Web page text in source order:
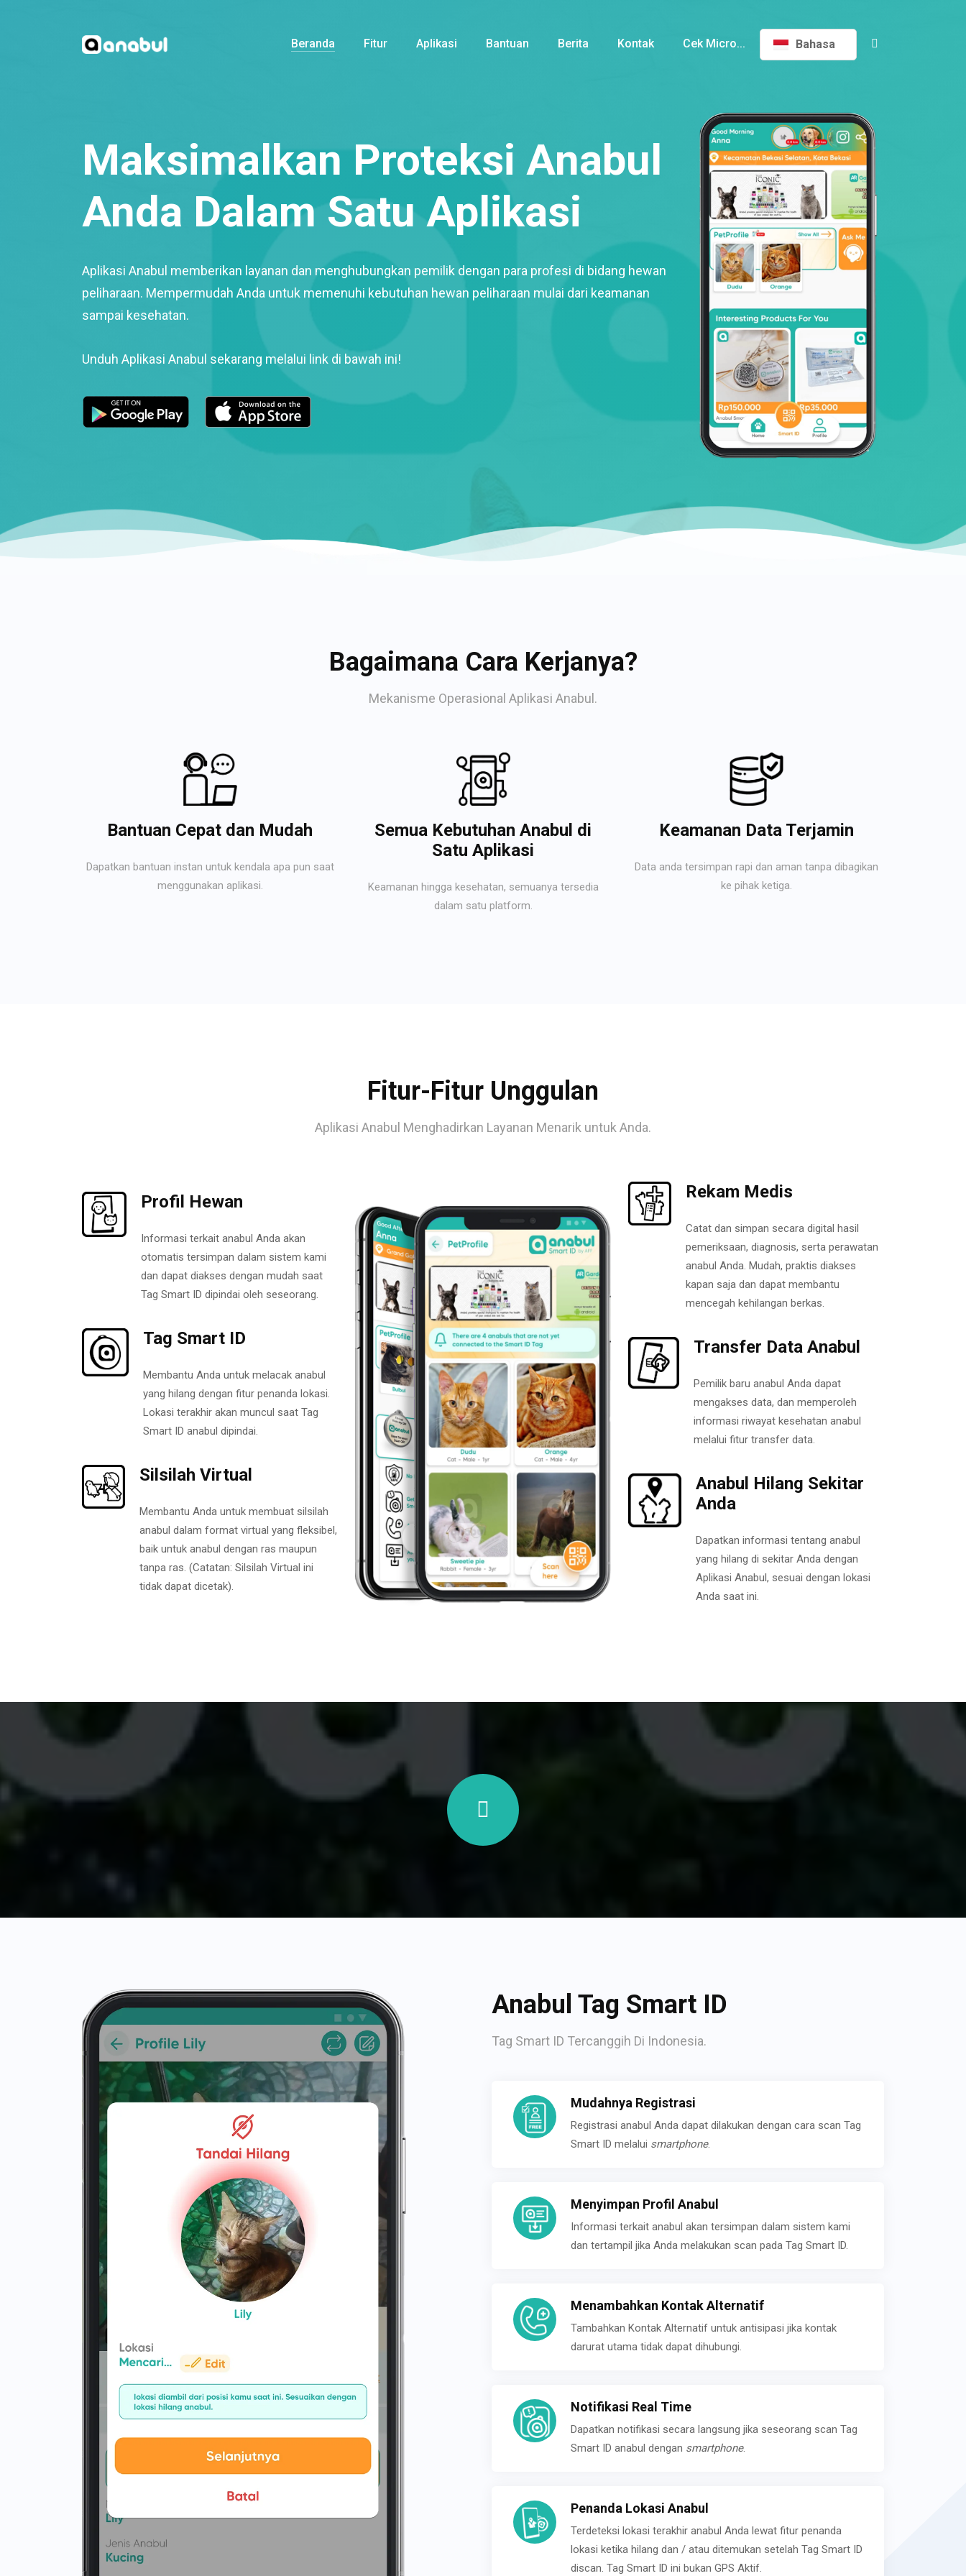
Beranda Fitur Aplikasi Bantuan Berita Kontak Cek Micro... Bahasa
Maksimalkan Proteksi Anabul
Anda Dalam Satu Aplikasi
Aplikasi Anabul memberikan layanan dan menghubungkan pemilik dengan para profesi di bidang hewan
peliharaan. Mempermudah Anda untuk memenuhi kebutuhan hewan peliharaan mulai dari keamanan
sampai kesehatan.
Unduh Aplikasi Anabul sekarang melalui link di bawah ini!
Bagaimana Cara Kerjanya?
Mekanisme Operasional Aplikasi Anabul.
Bantuan Cepat dan Mudah
Dapatkan bantuan instan untuk kendala apa pun saat
menggunakan aplikasi.
Semua Kebutuhan Anabul di
Satu Aplikasi
Keamanan hingga kesehatan, semuanya tersedia
dalam satu platform.
Keamanan Data Terjamin
Data anda tersimpan rapi dan aman tanpa dibagikan
ke pihak ketiga.
Fitur-Fitur Unggulan
Aplikasi Anabul Menghadirkan Layanan Menarik untuk Anda.
Profil Hewan
Informasi terkait anabul Anda akan
otomatis tersimpan dalam sistem kami
dan dapat diakses dengan mudah saat
Tag Smart ID dipindai oleh seseorang.
Tag Smart ID
Membantu Anda untuk melacak anabul
yang hilang dengan fitur penanda lokasi.
Lokasi terakhir akan muncul saat Tag
Smart ID anabul dipindai.
Silsilah Virtual
Membantu Anda untuk membuat silsilah
anabul dalam format virtual yang fleksibel,
baik untuk anabul dengan ras maupun
tanpa ras. (Catatan: Silsilah Virtual ini
tidak dapat dicetak).
Rekam Medis
Catat dan simpan secara digital hasil
pemeriksaan, diagnosis, serta perawatan
anabul Anda. Mudah, praktis diakses
kapan saja dan dapat membantu
mencegah kehilangan berkas.
Transfer Data Anabul
Pemilik baru anabul Anda dapat
mengakses data, dan memperoleh
informasi riwayat kesehatan anabul
melalui fitur transfer data.
Anabul Hilang Sekitar
Anda
Dapatkan informasi tentang anabul
yang hilang di sekitar Anda dengan
Aplikasi Anabul, sesuai dengan lokasi
Anda saat ini.
Anabul Tag Smart ID
Tag Smart ID Tercanggih Di Indonesia.
Mudahnya Registrasi
Registrasi anabul Anda dapat dilakukan dengan cara scan Tag
Smart ID melalui smartphone.
Menyimpan Profil Anabul
Informasi terkait anabul akan tersimpan dalam sistem kami
dan tertampil jika Anda melakukan scan pada Tag Smart ID.
Menambahkan Kontak Alternatif
Tambahkan Kontak Alternatif untuk antisipasi jika kontak
darurat utama tidak dapat dihubungi.
Notifikasi Real Time
Dapatkan notifikasi secara langsung jika seseorang scan Tag
Smart ID anabul dengan smartphone.
Penanda Lokasi Anabul
Terdeteksi lokasi terakhir anabul Anda lewat fitur penanda
lokasi ketika hilang dan / atau ditemukan setelah Tag Smart ID
discan. Tag Smart ID ini bukan GPS Aktif.